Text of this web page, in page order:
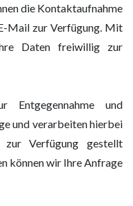
die Kontaktaufnahme
Mail zur Verfügung. Mit
Daten freiwillig zur
und
und verarbeiten hierbei
Verfügung gestellt
können wir Ihre Anfrage